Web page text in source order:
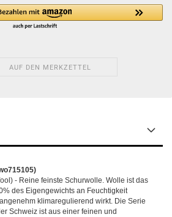
AUF DEN MERKZETTEL
- Reine feinste Schurwolle. Wolle ist das
des Eigengewichts an Feuchtigkeit
klimaregulierend wirkt. Die Serie
Schweiz ist aus einer feinen und